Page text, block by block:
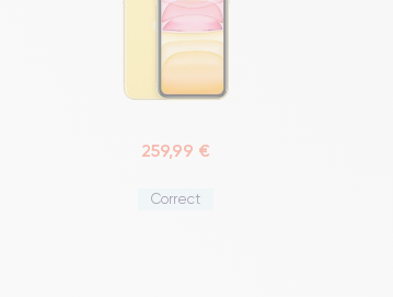
259,99 €
Correct